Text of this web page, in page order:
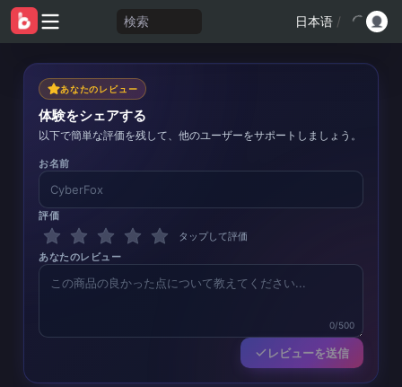
検索 日本语 /
あなたのレビュー
体験をシェアする
以下で簡単な評価を残して、他のユーザーをサポートしましょう。
お名前
評価
タップして評価
あなたのレビュー
0/500
レビューを送信